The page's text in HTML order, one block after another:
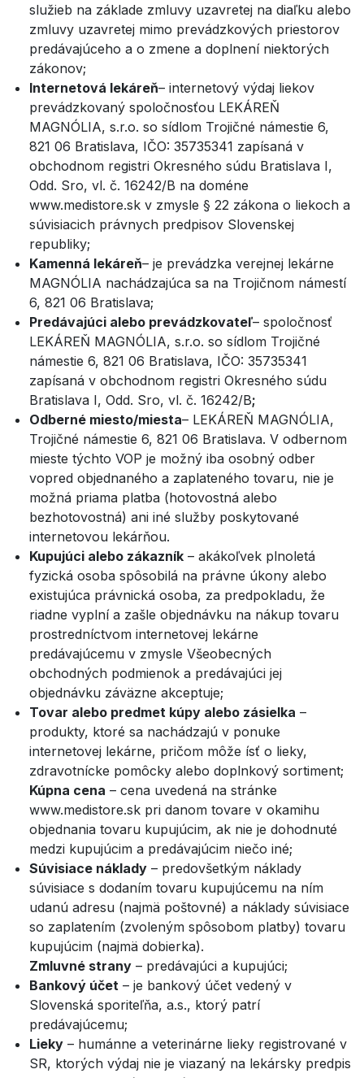
služieb na základe zmluvy uzavretej na diaľku alebo
zmluvy uzavretej mimo prevádzkových priestorov
predávajúceho a o zmene a doplnení niektorých
zákonov;
Internetová lekáreň– internetový výdaj liekov
prevádzkovaný spoločnosťou LEKÁREŇ
MAGNÓLIA, s.r.o. so sídlom Trojičné námestie 6,
821 06 Bratislava, IČO: 35735341 zapísaná v
obchodnom registri Okresného súdu Bratislava I,
Odd. Sro, vl. č. 16242/B na doméne
www.medistore.sk v zmysle § 22 zákona o liekoch a
súvisiacich právnych predpisov Slovenskej
republiky;
Kamenná lekáreň– je prevádzka verejnej lekárne
MAGNÓLIA nachádzajúca sa na Trojičnom námestí
6, 821 06 Bratislava;
Predávajúci alebo prevádzkovateľ– spoločnosť
LEKÁREŇ MAGNÓLIA, s.r.o. so sídlom Trojičné
námestie 6, 821 06 Bratislava, IČO: 35735341
zapísaná v obchodnom registri Okresného súdu
Bratislava I, Odd. Sro, vl. č. 16242/B;
Odberné miesto/miesta– LEKÁREŇ MAGNÓLIA,
Trojičné námestie 6, 821 06 Bratislava. V odbernom
mieste týchto VOP je možný iba osobný odber
vopred objednaného a zaplateného tovaru, nie je
možná priama platba (hotovostná alebo
bezhotovostná) ani iné služby poskytované
internetovou lekárňou.
Kupujúci alebo zákazník – akákoľvek plnoletá
fyzická osoba spôsobilá na právne úkony alebo
existujúca právnická osoba, za predpokladu, že
riadne vyplní a zašle objednávku na nákup tovaru
prostredníctvom internetovej lekárne
predávajúcemu v zmysle Všeobecných
obchodných podmienok a predávajúci jej
objednávku záväzne akceptuje;
Tovar alebo predmet kúpy alebo zásielka –
produkty, ktoré sa nachádzajú v ponuke
internetovej lekárne, pričom môže ísť o lieky,
zdravotnícke pomôcky alebo doplnkový sortiment;
Kúpna cena – cena uvedená na stránke
www.medistore.sk pri danom tovare v okamihu
objednania tovaru kupujúcim, ak nie je dohodnuté
medzi kupujúcim a predávajúcim niečo iné;
Súvisiace náklady – predovšetkým náklady
súvisiace s dodaním tovaru kupujúcemu na ním
udanú adresu (najmä poštovné) a náklady súvisiace
so zaplatením (zvoleným spôsobom platby) tovaru
kupujúcim (najmä dobierka).
Zmluvné strany – predávajúci a kupujúci;
Bankový účet – je bankový účet vedený v
Slovenská sporiteľňa, a.s., ktorý patrí
predávajúcemu;
Lieky – humánne a veterinárne lieky registrované v
SR, ktorých výdaj nie je viazaný na lekársky predpis